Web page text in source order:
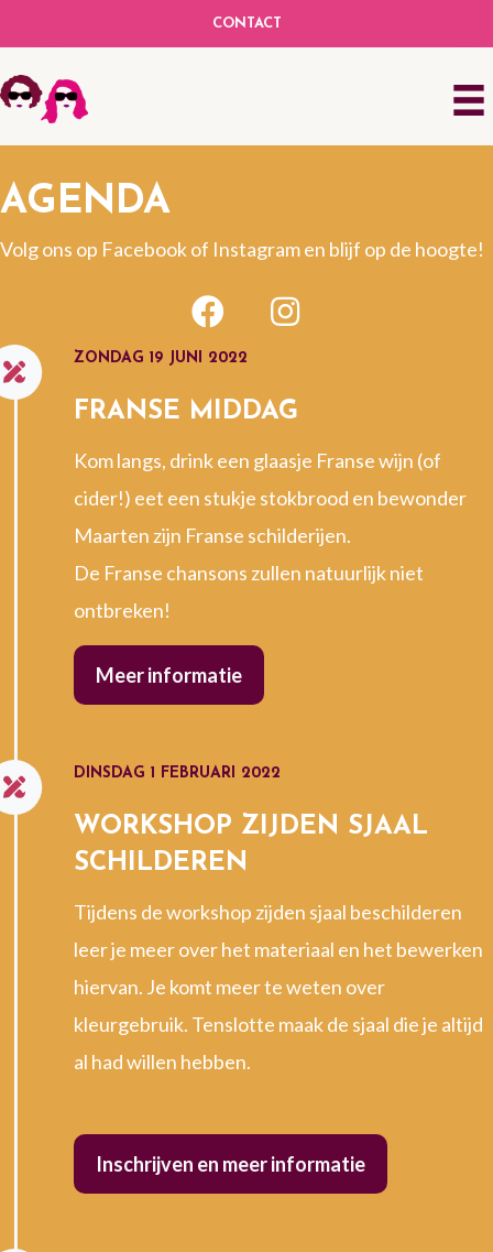
CONTACT
AGENDA
Volg ons op Facebook of Instagram en blijf op de hoogte!
ZONDAG 19 JUNI 2022
FRANSE MIDDAG
Kom langs, drink een glaasje Franse wijn (of
cider!) eet een stukje stokbrood en bewonder
Maarten zijn Franse schilderijen.
De Franse chansons zullen natuurlijk niet
ontbreken!
Meer informatie
DINSDAG 1 FEBRUARI 2022
WORKSHOP ZIJDEN SJAAL
SCHILDEREN
Tijdens de workshop zijden sjaal beschilderen
leer je meer over het materiaal en het bewerken
hiervan. Je komt meer te weten over
kleurgebruik. Tenslotte maak de sjaal die je altijd
al had willen hebben.
Inschrijven en meer informatie